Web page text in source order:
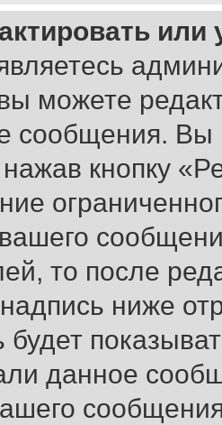
можете
сообщения. Вы
кнопку
то после
ниже
данное